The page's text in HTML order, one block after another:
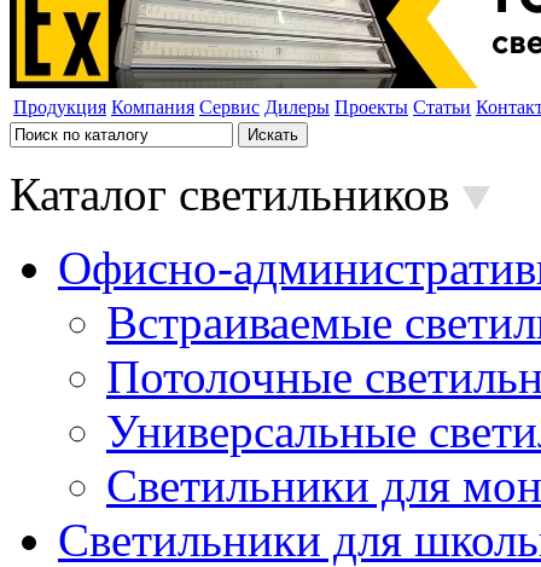
Продукция Компания Сервис Дилеры Проекты Статьи
Каталог светильников
Офисно-
Встраиваемые
Потолочные
Универсальные
Светильники для
Светильники для